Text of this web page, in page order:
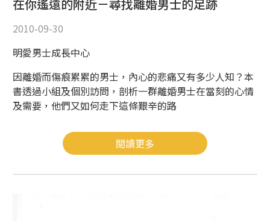
在你遙遠的附近－尋找離婚男士的足跡
2010-09-30
明愛男士成長中心
因離婚而傷痕累累的男士，內心的悲痛又有多少人知？本
書透過小組及個別訪問，剖析一群離婚男士在當刻的心情
及需要，他們又如何走下這條艱辛的路
閱讀更多